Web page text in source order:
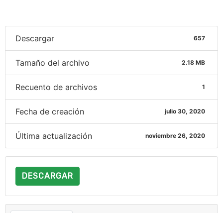
Descargar 657
Tamaño del archivo 2.18 MB
Recuento de archivos 1
Fecha de creación julio 30, 2020
Última actualización noviembre 26, 2020
DESCARGAR